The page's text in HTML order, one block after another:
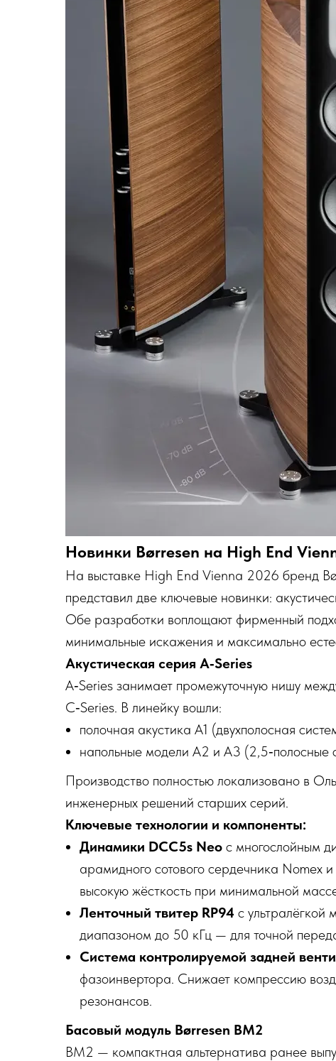
Новинки Børresen на High End
На выставке High End Vienna 2026 бренд
представил две ключевые новинки:
Обе разработки воплощают фирменный
минимальные искажения и максимально
Акустическая серия A‑Series
A‑Series занимает промежуточную нишу
C‑Series. В линейку вошли:
полочная акустика A1 (двухполосная
напольные модели A2 и A3 (2,5‑полосные
Производство полностью локализовано в
инженерных решений старших серий.
Ключевые технологии и компоненты:
Динамики DCC5s Neo с многослойным
арамидного сотового сердечника Nomex
высокую жёсткость при минимальной
Ленточный твитер RP94 с
диапазоном до 50 кГц — для точной
Система контролируемой задней
фазоинвертора. Снижает компрессию
резонансов.
Басовый модуль Børresen BM2
BM2 — компактная альтернатива ранее